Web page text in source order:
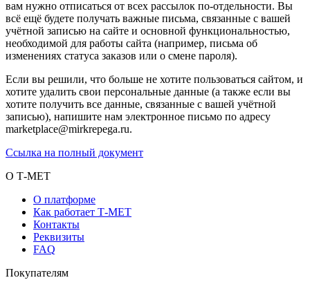
вам нужно отписаться от всех рассылок по-отдельности. Вы
всё ещё будете получать важные письма, связанные с вашей
учётной записью на сайте и основной функциональностью,
необходимой для работы сайта (например, письма об
изменениях статуса заказов или о смене пароля).
Если вы решили, что больше не хотите пользоваться сайтом, и
хотите удалить свои персональные данные (а также если вы
хотите получить все данные, связанные с вашей учётной
записью), напишите нам электронное письмо по адресу
marketplace@mirkrepega.ru.
Ссылка на полный документ
О Т-МЕТ
О платформе
Как работает Т-МЕТ
Контакты
Реквизиты
FAQ
Покупателям